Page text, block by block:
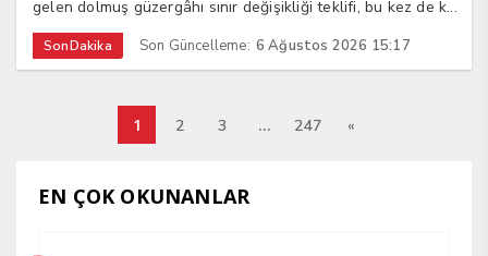
gelen dolmuş güzergâhı sınır değişikliği teklifi, bu kez de k...
SonDakika Son Güncelleme: 6 Ağustos 2026 15:17
1 2 3 … 247 «
EN ÇOK OKUNANLAR